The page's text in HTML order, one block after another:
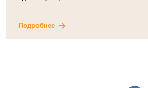
Подробнее